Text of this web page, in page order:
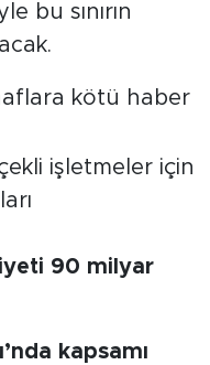
bu sınırın
işletmeler için
90 milyar
kapsamı